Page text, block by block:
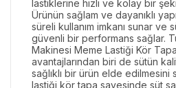
lastiklerine hızlı ve kolay bir
Ürünün sağlam ve dayanıklı
süreli kullanım imkanı sunar ve
güvenli bir performans sağlar.
Makinesi Meme Lastiği Kör
avantajlarından biri de sütün
sağlıklı bir ürün elde edilmesini
lastiği kör tapa sayesinde süt